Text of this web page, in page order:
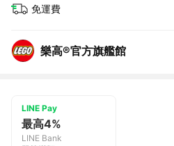
免運費
樂高®官方旗艦館
LINE Pay
最高4%
LINE Bank